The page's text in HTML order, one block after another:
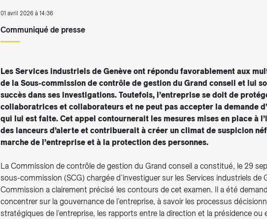
01 avril 2026 à 14:36
Communiqué de presse
Les Services industriels de Genève ont répondu favorablement aux
de la Sous-commission de contrôle de gestion du Grand conseil et lui
succès dans ses investigations. Toutefois, l’entreprise se doit de
collaboratrices et collaborateurs et ne peut pas accepter la demande
qui lui est faite. Cet appel contournerait les mesures mises en place à
des lanceurs d’alerte et contribuerait à créer un climat de suspicion
marche de l’entreprise et à la protection des personnes.
La Commission de contrôle de gestion du Grand conseil a constitué, le 29
sous-commission (SCG) chargée d’investiguer sur les Services industriels de
Commission a clairement précisé les contours de cet examen. Il a été
concentrer sur la gouvernance de l’entreprise, à savoir les processus
stratégiques de l’entreprise, les rapports entre la direction et la présidence ou